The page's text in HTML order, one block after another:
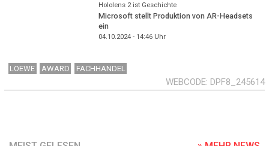
Hololens 2 ist Geschichte
Microsoft stellt Produktion von AR-Headsets
ein
04.10.2024 - 14:46Uhr
LOEWE AWARD FACHHANDEL
WEBCODE DPF8_245614